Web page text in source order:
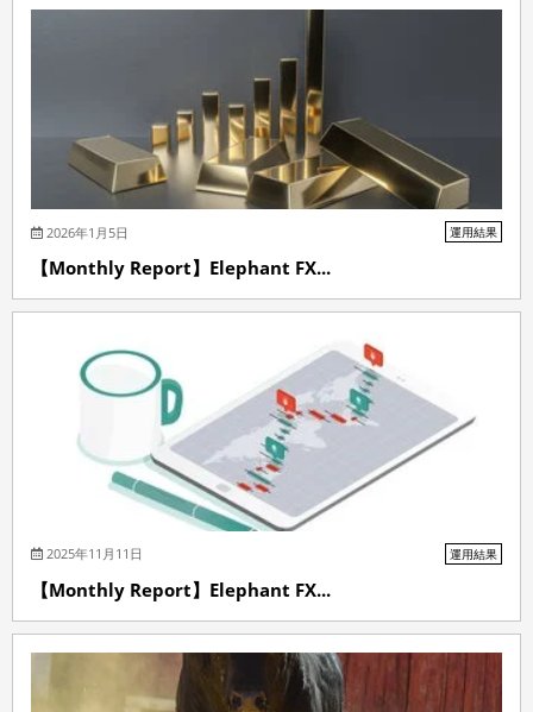
2026年1月5日 運用結果
【Monthly Report】Elephant FX...
2025年11月11日 運用結果
【Monthly Report】Elephant FX...